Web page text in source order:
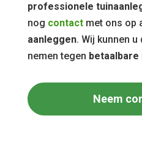
professionele
nog contactmet ons op
aanleggen. Wij kunnen u
nemen tegen betaalbare
Neem